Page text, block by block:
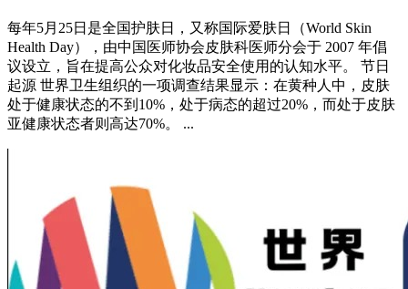
每年5月25日是全国护肤日，又称国际爱肤日（World Skin
Health Day），由‌中国医师协会皮肤科医师分会‌于 2007 年倡
议设立，旨在提高公众对化妆品安全使用的认知水平。‌‌ 节日
起源 世界卫生组织的一项调查结果显示：在黄种人中，皮肤
处于健康状态的不到10%，处于病态的超过20%，而处于皮肤
亚健康状态者则高达70%。 ...